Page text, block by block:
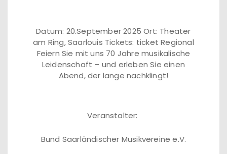
Datum: 20.September 2025 Ort: Theater
am Ring, Saarlouis Tickets: ticket Regional
Feiern Sie mit uns 70 Jahre musikalische
Leidenschaft – und erleben Sie einen
Abend, der lange nachklingt!
Veranstalter:
Bund Saarländischer Musikvereine e.V.